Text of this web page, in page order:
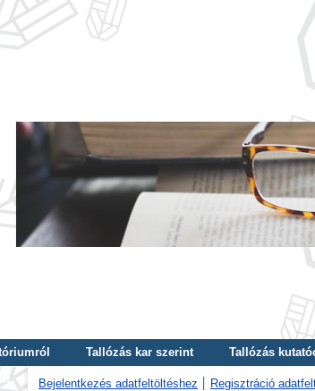
Tallózás kar szerint Tallózás
Bejelentkezés adatfeltöltéshez Regisztráció